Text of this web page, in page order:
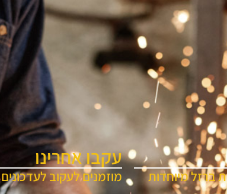
ברזל מיוחדות
עקבו אחרינו
מוזמנים לעקוב לעדכונים